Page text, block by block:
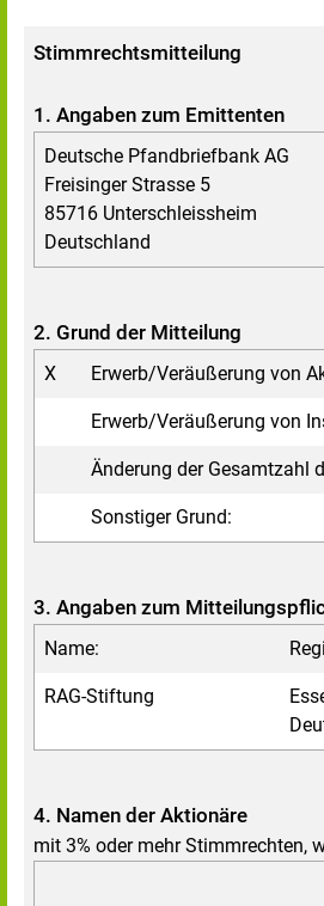
Stimmrechtsmitteilung
1. Angaben zum Emittenten
Deutsche Pfandbriefbank AG
Freisinger Strasse 5
85716 Unterschleissheim
Deutschland
2. Grund der Mitteilung
X Erwerb/Veräußerung von
Erwerb/Veräußerung von
Änderung der Gesamtzahl
Sonstiger Grund:
3. Angaben zum
Name:
RAG-Stiftung
4. Namen der Aktionäre
mit 3% oder mehr Stimmrechten,